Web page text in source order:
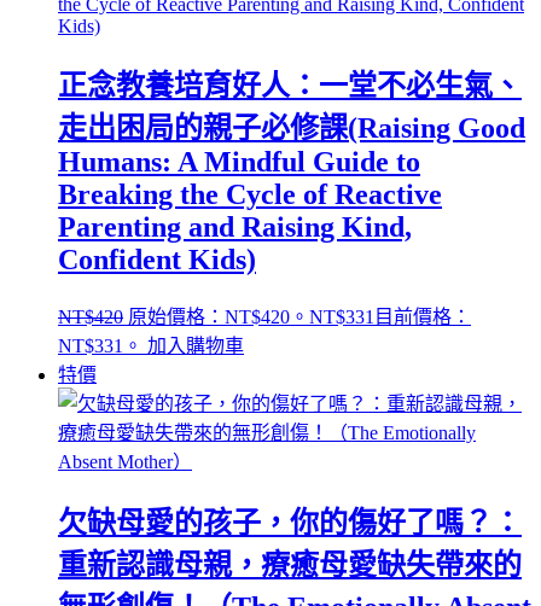
正念教養培育好人：一堂不必生氣、
走出困局的親子必修課(Raising Good
Humans: A Mindful Guide to
Breaking the Cycle of Reactive
Parenting and Raising Kind,
Confident Kids)
NT$420 原始價格：NT$420。 NT$331 目前價格：
NT$331。 加入購物車
特價
欠缺母愛的孩子，你的傷好了嗎？：
重新認識母親，療癒母愛缺失帶來的